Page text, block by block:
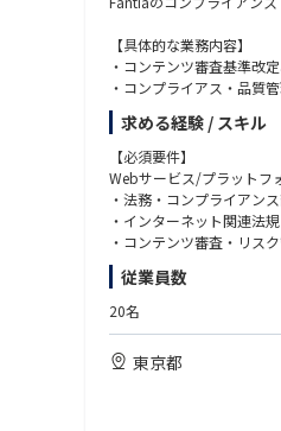
【具体的な業務内容】
・コンテンツ審査基準改
・コンプライアス・品質
・国内外の法改正や社会
・AIを活用した審査シス
・開発、カスタマーサポ
・有事の際のエスカレー
仕事のやりがい・魅力
・ゼロからの組織作り：
できます。
・大きな裁量権と経営へ
求める経験 / スキル
【必須要件】
Webサービス/プラットフ
・法務・コンプライアン
・インターネット関連法
・コンテンツ審査・リス
【歓迎要件】
・利用規約やガイドライ
・データ分析に基づき、
・ビジネスレベルの英語
従業員数
20名
東京都